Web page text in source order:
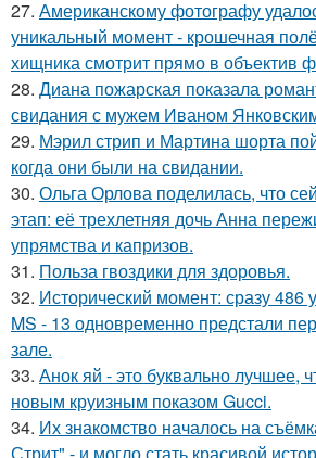
27. Американскому фотографу
уникальный момент - крошечная
хищника смотрит прямо в объектив
28. Диана пожарская показала
свидания с мужем Иваном
29. Мэрил стрип и Мартина шорта
когда они были на свидании.
30. Ольга Орлова поделилась, что
этап: её трехлетняя дочь Анна
упрямства и капризов.
31. Польза гвоздики для здоровья.
32. Исторический момент: сразу 486
MS - 13 одновременно предстали
зале.
33. Анок яй - это буквально лучшее,
новым круизным показом Gucci.
34. Их знакомство началось на